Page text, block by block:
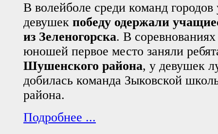
В волейболе среди команд
девушек победу одержали
из Зеленогорска. В
юношей первое место заняли
Шушенского района, у девушек
добилась команда Зыковской
района.
Подробнее ...